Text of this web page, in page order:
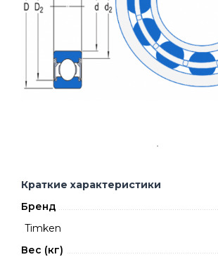
Краткие характеристики
Бренд
Timken
Вес (кг)